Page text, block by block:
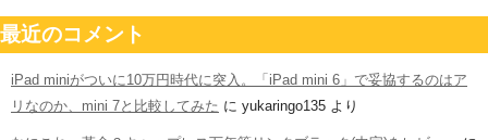
最近のコメント
iPad miniがついに10万円時代に突入。「iPad mini 6」で妥協するのはア
リなのか、mini 7と比較してみた に yukaringo135 より